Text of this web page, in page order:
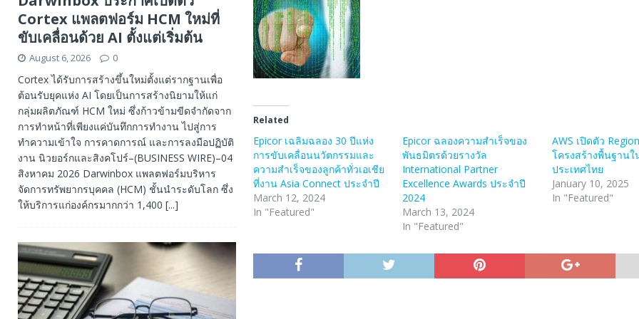
Related
Epicor เฉลิมฉลอง 30 ปีแห่ง
การขับเคลื่อนนวัตกรรมและ
ความสำเร็จของลูกค้าทั่วเอเชีย
ที่งาน Asia Connect ประจำปี
March 12, 2024
In "Featured"
Epicor ฉลองความสำเร็จของ
พันธมิตรด้วยรางวัล
International Partner
Excellence Awards ประจำปี
2024
March 13, 2024
In "Featured"
AWS เปิดตัว
โครงสร้างพื้นฐานใ
ประเทศไทย
January 10, 2025
In "Featured"
Cortex แพลตฟอร์ม HCM ใหม่ที่
ขับเคลื่อนด้วย AI ตั้งแต่เริ่มต้น
August 6, 2026 0
Cortex ได้รับการสร้างขึ้นใหม่ตั้งแต่รากฐานเพื่อ
ต้อนรับยุคแห่ง AI โดยเป็นการสร้างนิยามให้แก่
กลุ่มผลิตภัณฑ์ HCM ใหม่ ซึ่งก้าวข้ามขีดจำกัดจาก
การทำหน้าที่เพียงแค่บันทึกการทำงาน ไปสู่การ
ทำความเข้าใจ การคาดการณ์ และการลงมือปฏิบัติ
งาน นิวยอร์กและสิงคโปร์–(BUSINESS WIRE)–04
สิงหาคม 2026 Darwinbox แพลตฟอร์มบริหาร
จัดการทรัพยากรบุคคล (HCM) ชั้นนำระดับโลก ซึ่ง
ให้บริการแก่องค์กรมากกว่า 1,400 [...]